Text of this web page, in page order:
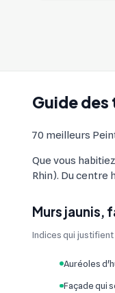
Guide des
70 meilleurs
Que vous
Rhin). Du centre
Murs jaunis,
Indices qui
Auréoles
Façade qui